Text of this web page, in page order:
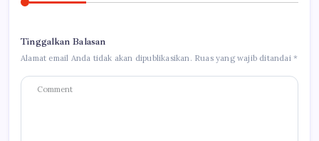
Tinggalkan Balasan
Alamat email Anda tidak akan dipublikasikan. Ruas yang wajib ditandai*